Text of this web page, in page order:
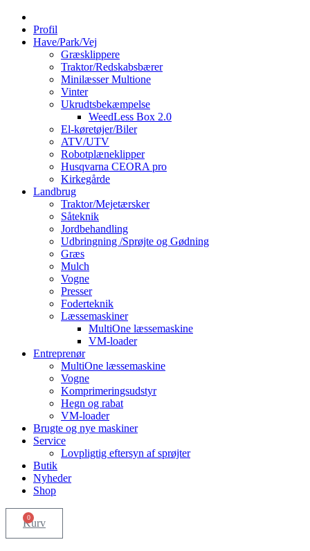
Profil
Have/Park/Vej
Græsklippere
Traktor/Redskabsbærer
Minilæsser Multione
Vinter
Ukrudtsbekæmpelse
WeedLess Box 2.0
El-køretøjer/Biler
ATV/UTV
Robotplæneklipper
Husqvarna CEORA pro
Kirkegårde
Landbrug
Traktor/Mejetærsker
Såteknik
Jordbehandling
Udbringning /Sprøjte og Gødning
Græs
Mulch
Vogne
Presser
Foderteknik
Læssemaskiner
MultiOne læssemaskine
VM-loader
Entreprenør
MultiOne læssemaskine
Vogne
Komprimeringsudstyr
Hegn og rabat
VM-loader
Brugte og nye maskiner
Service
Lovpligtig eftersyn af sprøjter
Butik
Nyheder
Shop
0
Kurv